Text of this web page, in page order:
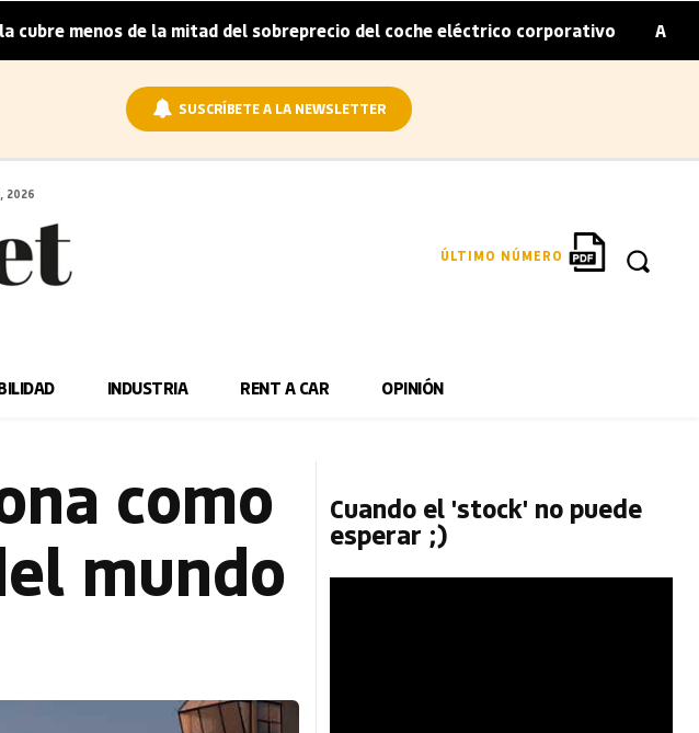
de la mitad del sobreprecio del coche eléctrico corporativo | Arval
SUSCRÍBETE A LA NEWSLETTER
2026
ÚLTIMO NÚMERO
INDUSTRIA RENT A CAR OPINIÓN
como
mundo
Cuando el 'stock' no puede
esperar ;)